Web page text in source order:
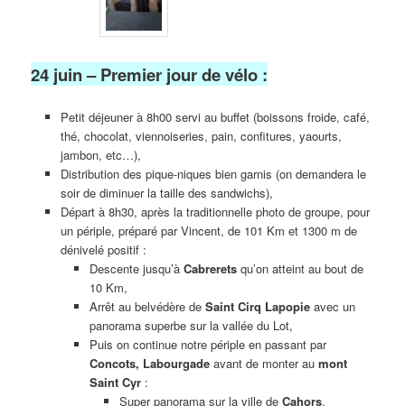
24 juin – Premier jour de vélo :
Petit déjeuner à 8h00 servi au buffet (boissons froide, café,
thé, chocolat, viennoiseries, pain, confitures, yaourts,
jambon, etc…),
Distribution des pique-niques bien garnis (on demandera le
soir de diminuer la taille des sandwichs),
Départ à 8h30, après la traditionnelle photo de groupe, pour
un périple, préparé par Vincent, de 101 Km et 1300 m de
dénivelé positif :
Descente jusqu’àCabrerets qu’on atteint au bout de
10 Km,
Arrêt au belvédère deSaint Cirq Lapopie avec un
panorama superbe sur la vallée du Lot,
Puis on continue notre périple en passant par
Concots, Labourgade avant de monter aumont
Saint Cyr :
Super panorama sur la ville de Cahors,